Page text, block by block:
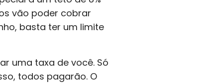
vão poder cobrar
basta ter um limite
uma taxa de você. Só
todos pagarão. O